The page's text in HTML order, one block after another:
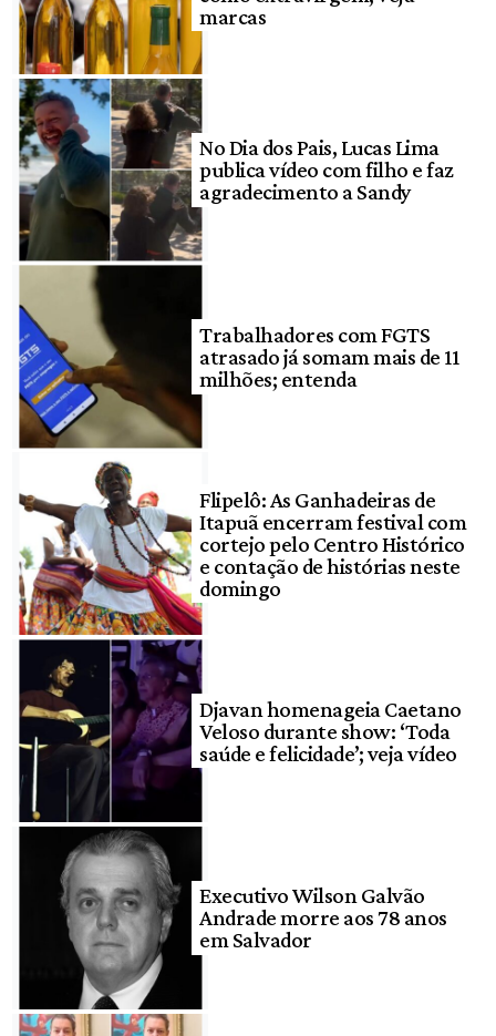
marcas
No Dia dos Pais, Lucas Lima
publica vídeo com filho e faz
agradecimento a Sandy
Trabalhadores com FGTS
atrasado já somam mais de 11
milhões; entenda
Flipelô: As Ganhadeiras de
Itapuã encerram festival com
cortejo pelo Centro Histórico
e contação de histórias neste
domingo
Djavan homenageia Caetano
Veloso durante show: ‘Toda
saúde e felicidade’; veja vídeo
Executivo Wilson Galvão
Andrade morre aos 78 anos
em Salvador